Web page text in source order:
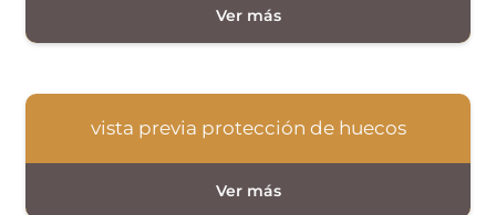
vista previa protección de huecos